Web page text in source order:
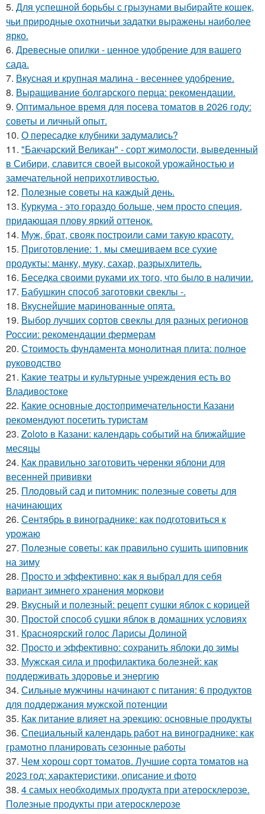
5. Для успешной борьбы с грызунами выбирайте кошек,
чьи природные охотничьи задатки выражены наиболее
ярко.
6. Древесные опилки - ценное удобрение для вашего
сада.
7. Вкусная и крупная малина - весеннее удобрение.
8. Выращивание болгарского перца: рекомендации.
9. Оптимальное время для посева томатов в 2026 году:
советы и личный опыт.
10. О пересадке клубники задумались?
11. "Бакчарский Великан" - сорт жимолости, выведенный
в Сибири, славится своей высокой урожайностью и
замечательной неприхотливостью.
12. Полезные советы на каждый день.
13. Куркума - это гораздо больше, чем просто специя,
придающая плову яркий оттенок.
14. Муж, брат, свояк построили сами такую красоту.
15. Приготовление: 1. мы смешиваем все сухие
продукты: манку, муку, сахар, разрыхлитель.
16. Беседка своими руками их того, что было в наличии.
17. Бабушкин способ заготовки свеклы -.
18. Вкуснейшие маринованные опята.
19. Выбор лучших сортов свеклы для разных регионов
России: рекомендации фермерам
20. Стоимость фундамента монолитная плита: полное
руководство
21. Какие театры и культурные учреждения есть во
Владивостоке
22. Какие основные достопримечательности Казани
рекомендуют посетить туристам
23. Zoloto в Казани: календарь событий на ближайшие
месяцы
24. Как правильно заготовить черенки яблони для
весенней прививки
25. Плодовый сад и питомник: полезные советы для
начинающих
26. Сентябрь в винограднике: как подготовиться к
урожаю
27. Полезные советы: как правильно сушить шиповник
на зиму
28. Просто и эффективно: как я выбрал для себя
вариант зимнего хранения моркови
29. Вкусный и полезный: рецепт сушки яблок с корицей
30. Простой способ сушки яблок в домашних условиях
31. Красноярский голос Ларисы Долиной
32. Просто и эффективно: сохранить яблоки до зимы
33. Мужская сила и профилактика болезней: как
поддерживать здоровье и энергию
34. Сильные мужчины начинают с питания: 6 продуктов
для поддержания мужской потенции
35. Как питание влияет на эрекцию: основные продукты
36. Специальный календарь работ на винограднике: как
грамотно планировать сезонные работы
37. Чем хорош сорт томатов. Лучшие сорта томатов на
2023 год: характеристики, описание и фото
38. 4 самых необходимых продукта при атеросклерозе.
Полезные продукты при атеросклерозе